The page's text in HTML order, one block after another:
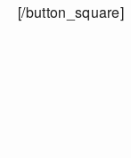
[/button_square]